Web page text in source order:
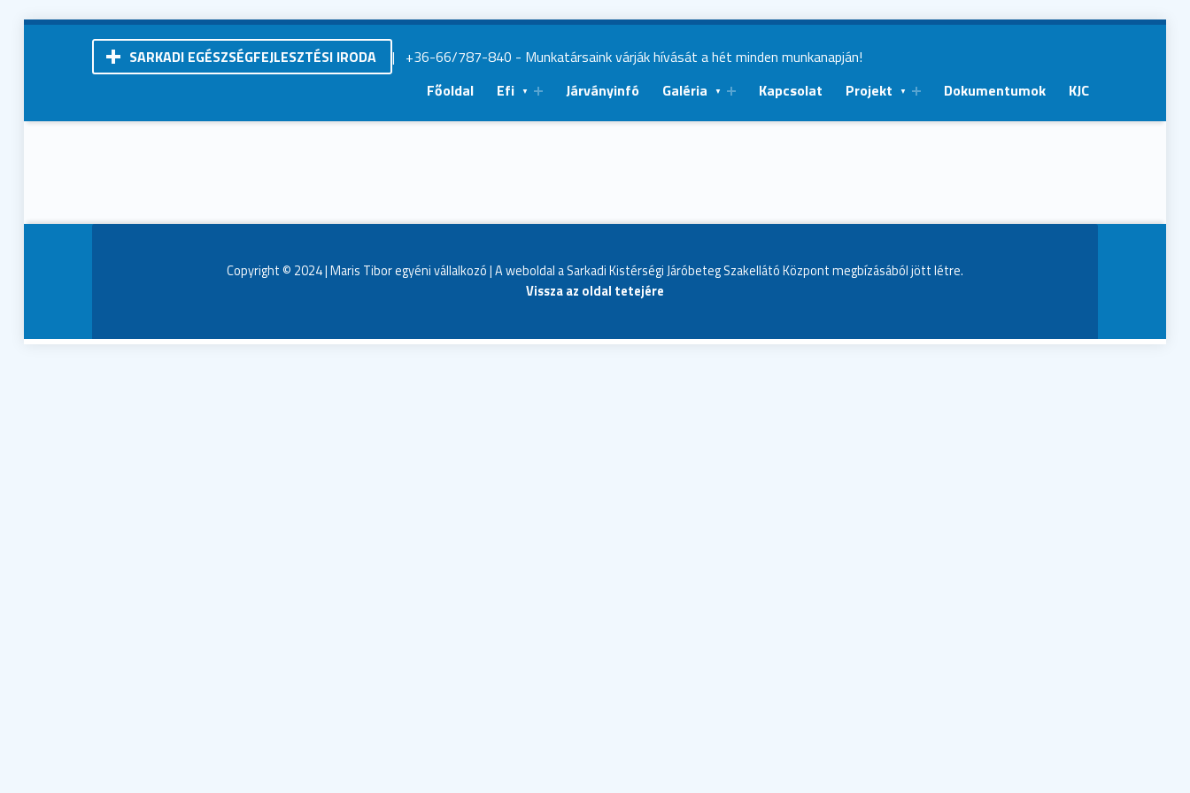
SARKADI EGÉSZSÉGFEJLESZTÉSI IRODA
Kistérségi Járóbeteg-Szakellátó Központ | Sarkad
| +36-66/787-840 - Munkatársaink várják hívását a hét minden munkanapján!
Főoldal
Efi Járványinfó Galéria Kapcsolat Projekt Dokumentumok KJC
Copyright © 2024 | Maris Tibor egyéni vállalkozó | A weboldal a Sarkadi Kistérségi Járóbeteg Szakellátó Központ megbízásából jött létre.
Vissza az oldal tetejére